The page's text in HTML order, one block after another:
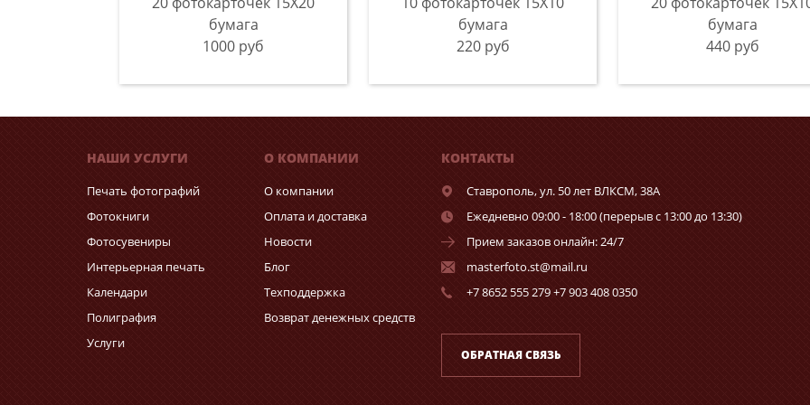
бумага
1000 руб
бумага
220 руб
бумага
440 руб
НАШИ УСЛУГИ
Печать фотографий
Фотокниги
Фотосувениры
Интерьерная печать
Календари
Полиграфия
Услуги
О КОМПАНИИ
О компании
Оплата и доставка
Новости
Блог
Техподдержка
Возврат денежных средств
КОНТАКТЫ
Ставрополь,ул. 50 лет ВЛКСМ, 38А
Ежедневно 09:00 - 18:00 (перерыв с 13:00 до 13:30)
Прием заказов онлайн: 24/7
masterfoto.st@mail.ru
+7 8652 555 279 +7 903 408 0350
ОБРАТНАЯ СВЯЗЬ